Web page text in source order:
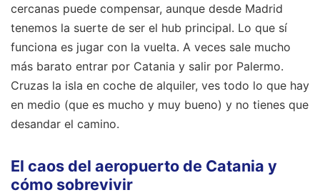
cercanas puede compensar, aunque desde Madrid
tenemos la suerte de ser el hub principal. Lo que sí
funciona es jugar con la vuelta. A veces sale mucho
más barato entrar por Catania y salir por Palermo.
Cruzas la isla en coche de alquiler, ves todo lo que hay
en medio (que es mucho y muy bueno) y no tienes que
desandar el camino.
El caos del aeropuerto de Catania y
cómo sobrevivir